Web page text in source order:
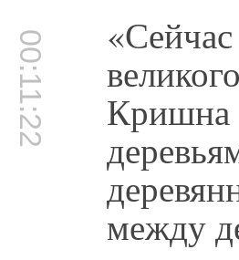
00:11:22 Кришна
между